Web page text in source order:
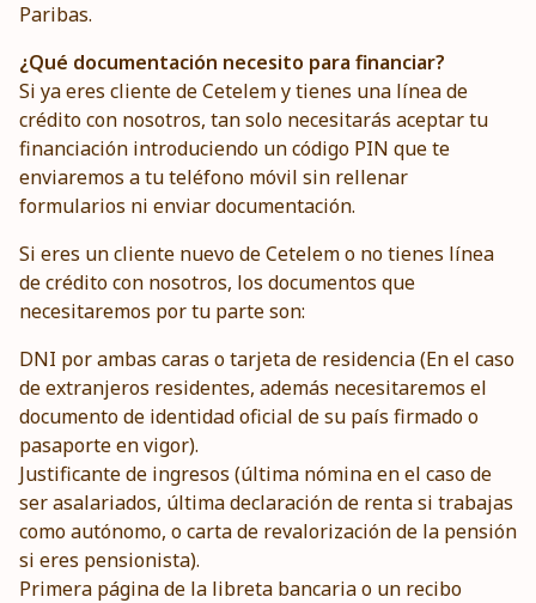
Paribas.
¿Qué documentación necesito para financiar?
Si ya eres cliente de Cetelem y tienes una línea de
crédito con nosotros, tan solo necesitarás aceptar tu
financiación introduciendo un código PIN que te
enviaremos a tu teléfono móvil sin rellenar
formularios ni enviar documentación.
Si eres un cliente nuevo de Cetelem o no tienes línea
de crédito con nosotros, los documentos que
necesitaremos por tu parte son:
DNI por ambas caras o tarjeta de residencia (En el caso
de extranjeros residentes, además necesitaremos el
documento de identidad oficial de su país firmado o
pasaporte en vigor).
Justificante de ingresos (última nómina en el caso de
ser asalariados, última declaración de renta si trabajas
como autónomo, o carta de revalorización de la pensión
si eres pensionista).
Primera página de la libreta bancaria o un recibo